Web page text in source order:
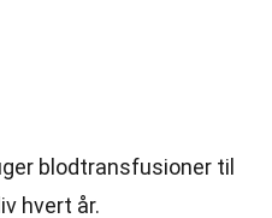
blodtransfusioner til
hvert år.